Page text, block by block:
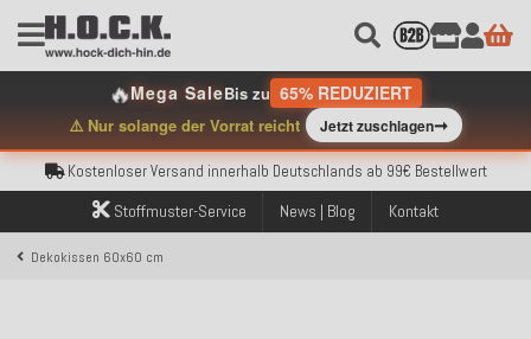
🔥Mega SaleBis zu 65% REDUZIERT
⚠️ Nur solange der Vorrat reicht Jetzt zuschlagen➞
Kostenloser Versand innerhalb Deutschlands ab 99€ Bestellwert
Über 120.000 erfolgreich versendete Bestellungen
Sicher bezahlen mit Klarna, PayPal & Amazon Pay
Kostenloser Versand innerhalb Deutschlands ab 99€ Bestellwert
Über 120.000 erfolgreich versendete Bestellungen
Sicher bezahlen mit Klarna, PayPal & Amazon Pay
Kostenloser Versand innerhalb Deutschlands ab 99€ Bestellwert
Stoffmuster-Service News | Blog Kontakt
Dekokissen 60x60 cm